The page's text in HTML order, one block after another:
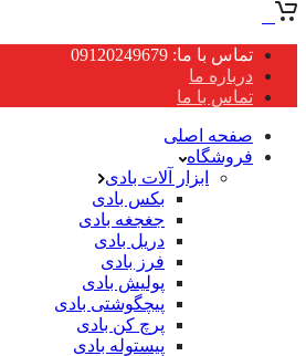
تماس با ما: 09120249679
درباره ما
تماس با ما
صفحه اصلی
فروشگاه
ابزار آلات بادی
بکس بادی
جغجغه بادی
دریل بادی
فرز بادی
پولیش بادی
پیچگوشتی بادی
پرچ کن بادی
پیستوله بادی